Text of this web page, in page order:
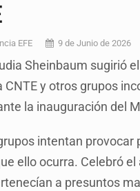
EFE 9 de Junio de 2026
Sheinbaum sugirió
CNTE y otros grupos
la inauguración del
intentan
ello ocurra. Celebró
a presuntos